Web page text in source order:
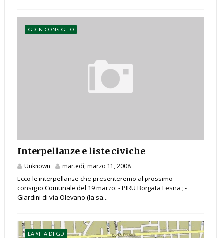
GD IN CONSIGLIO
Interpellanze e liste civiche
Unknown martedì, marzo 11, 2008
Ecco le interpellanze che presenteremo al prossimo
consiglio Comunale del 19 marzo: - PIRU Borgata Lesna ; -
Giardini di via Olevano (la sa...
LA VITA DI GD